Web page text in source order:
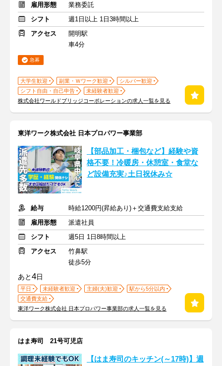
雇用形態
業務委託
シフト
週1日以上 1日3時間以上
アクセス
開明駅
車4分
急募
大学生歓迎 副業・Ｗワーク歓迎
シルバー歓迎
シフト自由・自己申告
未経験者歓迎
株式会社ワールドブリッジコーポレーションの求人一覧を見る
東洋ワーク株式会社 日本プロパワー事業部
【部品加工・梱包など】経験や資
格不要！冷暖房・休憩室・食堂な
ど設備充実♪土日祝休み☆
給与
時給1200円(昇給あり)＋交通費支給支給
雇用形態
派遣社員
シフト
週5日 1日8時間以上
アクセス
竹鼻駅
徒歩5分
あと4日
平日 未経験者歓迎 主婦(夫)歓迎
駅から5分以内
交通費支給
東洋ワーク株式会社 日本プロパワー事業部の求人一覧を見る
はま寿司 21号可児店
【はま寿司のキッチン(～17時)】週